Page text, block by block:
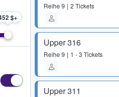
Reihe 9 2 Tickets
Upper 316
Reihe 9 1 - 3 Tickets
Upper 311
$